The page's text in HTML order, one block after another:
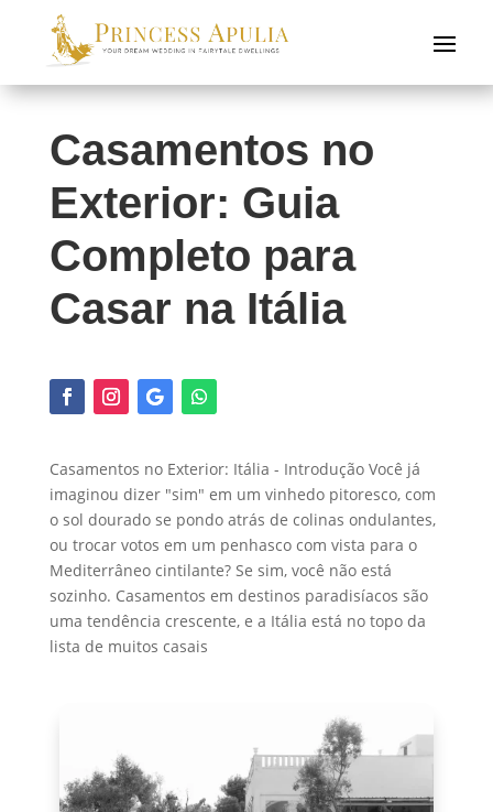
Casamentos no
Exterior: Guia
Completo para
Casar na Itália
Casamentos no Exterior: Itália - Introdução Você já
imaginou dizer "sim" em um vinhedo pitoresco, com
o sol dourado se pondo atrás de colinas ondulantes,
ou trocar votos em um penhasco com vista para o
Mediterrâneo cintilante? Se sim, você não está
sozinho. Casamentos em destinos paradisíacos são
uma tendência crescente, e a Itália está no topo da
lista de muitos casais